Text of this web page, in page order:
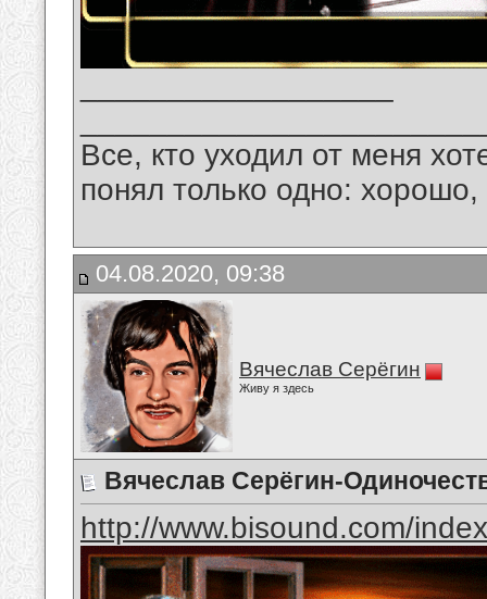
Все, кто уходил от меня
понял только одно:
04.08.2020, 09:38
Вячеслав Серёгин
Живу я здесь
Вячеслав Серёгин-
http://www.bisound.com/